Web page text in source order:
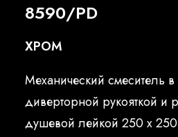
8590/PD
ХРОМ
Механический смеситель в
диверторной рукояткой и
душевой лейкой 250 x